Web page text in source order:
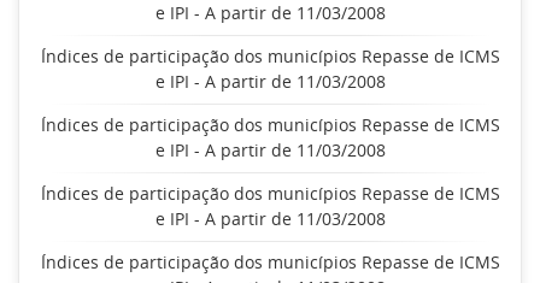
e IPI - A partir de 11/03/2008
Índices de participação dos municípios Repasse de ICMS
e IPI - A partir de 11/03/2008
Índices de participação dos municípios Repasse de ICMS
e IPI - A partir de 11/03/2008
Índices de participação dos municípios Repasse de ICMS
e IPI - A partir de 11/03/2008
Índices de participação dos municípios Repasse de ICMS